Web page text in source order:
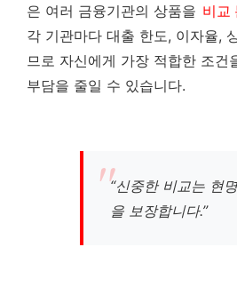
은 여러 금융기관의 상품을 비교
각 기관마다 대출 한도, 이자율,
므로 자신에게 가장 적합한 조건
부담을 줄일 수 있습니다.
“신중한 비교는 현
을 보장합니다.”